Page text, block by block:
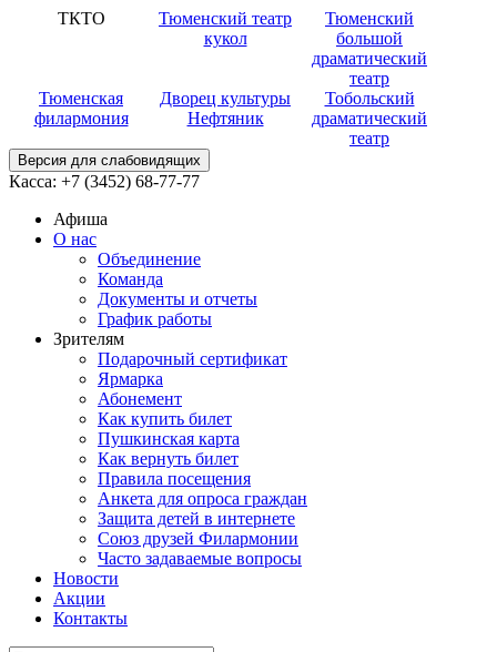
ТКТО
Тюменский театр
кукол
Тюменский
большой
драматический
театр
Тюменская
филармония
Дворец культуры
Нефтяник
Тобольский
драматический
театр
Версия для слабовидящих
Касса: +7 (3452) 68-77-77
Афиша
О нас
Объединение
Команда
Документы и отчеты
График работы
Зрителям
Подарочный сертификат
Ярмарка
Абонемент
Как купить билет
Пушкинская карта
Как вернуть билет
Правила посещения
Анкета для опроса граждан
Защита детей в интернете
Союз друзей Филармонии
Часто задаваемые вопросы
Новости
Акции
Контакты